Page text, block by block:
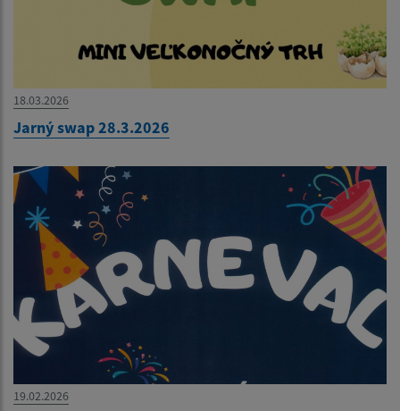
18.03.2026
Jarný swap 28.3.2026
19.02.2026